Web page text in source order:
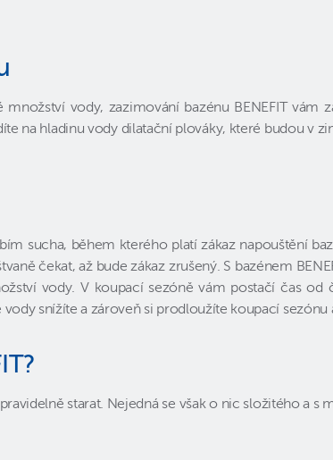
vody, zazimování bazénu BENEFIT
na hladinu vody dilatační plováky, které budou v
sucha, během kterého platí zákaz napouštění
čekat, až bude zákaz zrušený. S bazénem
vody. V koupací sezóně vám postačí čas
snížíte a zároveň si prodloužíte koupací sezónu
starat. Nejedná se však o nic složitého